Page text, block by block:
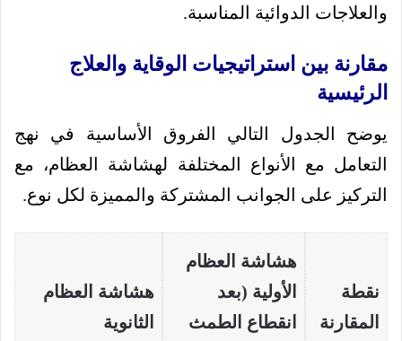
والعلاجات الدوائية المناسبة.
مقارنة بين استراتيجيات الوقاية والعلاج
الرئيسية
يوضح الجدول التالي الفروق الأساسية في نهج
التعامل مع الأنواع المختلفة لهشاشة العظام، مع
التركيز على الجوانب المشتركة والمميزة لكل نوع.
نقطة
المقارنة
هشاشة العظام
الأولية (بعد
انقطاع الطمث
هشاشة العظام
الثانوية